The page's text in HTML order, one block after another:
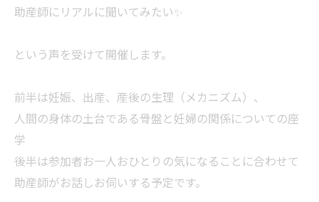
助産師にリアルに聞いてみたい✨
という声を受けて開催します。
前半は妊娠、出産、産後の生理（メカニズム）、
人間の身体の土台である骨盤と妊婦の関係についての座
学
後半は参加者お一人おひとりの気になることに合わせて
助産師がお話しお伺いする予定です。